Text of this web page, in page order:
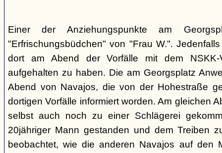
Einer der Anziehungspunkte am
"Erfrischungsbüdchen" von "Frau W.".
dort am Abend der Vorfälle mit dem NSKK-
aufgehalten zu haben. Die am Georgsplatz
Abend von Navajos, die von der Hohestraße
dortigen Vorfälle informiert worden. Am gleichen
selbst auch noch zu einer Schlägerei
20jähriger Mann gestanden und dem Treiben
beobachtet, wie die anderen Navajos auf den